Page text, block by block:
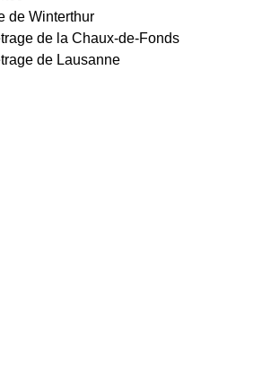
de Winterthur
de la Chaux-de-Fonds
de Lausanne